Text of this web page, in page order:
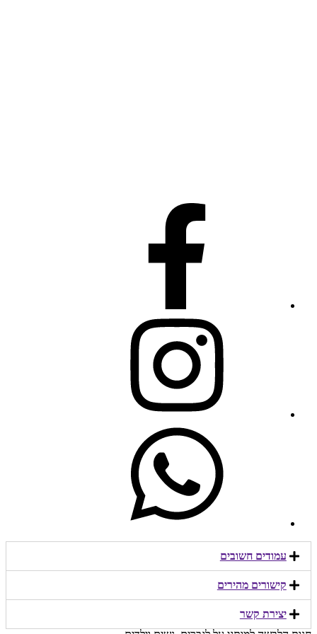
עמודים חשובים
קישורים מהירים​
יצירת קשר​